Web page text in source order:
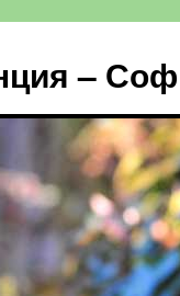
–